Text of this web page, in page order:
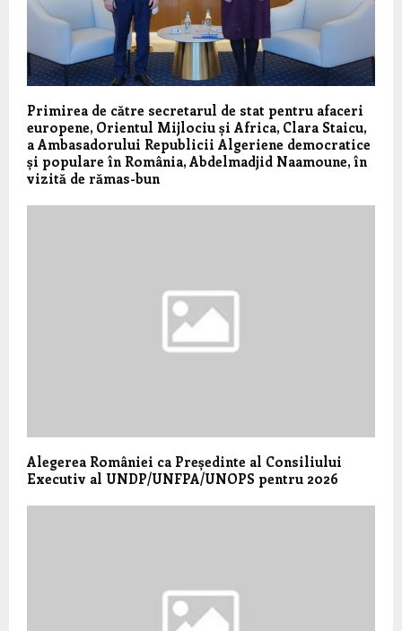
Primirea de către secretarul de stat pentru afaceri
europene, Orientul Mijlociu și Africa, Clara Staicu,
a Ambasadorului Republicii Algeriene democratice
și populare în România, Abdelmadjid Naamoune, în
vizită de rămas-bun
Alegerea României ca Președinte al Consiliului
Executiv al UNDP/UNFPA/UNOPS pentru 2026